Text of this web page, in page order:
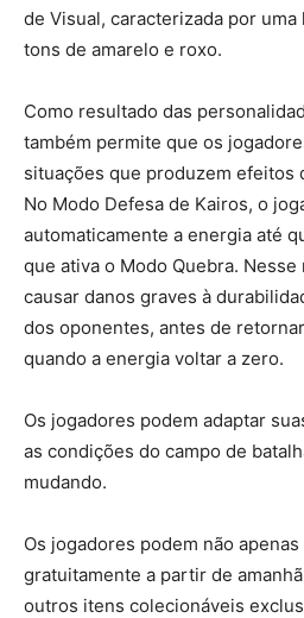
de Visual, caracterizada por
tons de amarelo e roxo.
Como resultado das
também permite que os
situações que produzem efeitos
No Modo Defesa de Kairos, o
automaticamente a energia até
que ativa o Modo Quebra.
causar danos graves à
dos oponentes, antes de
quando a energia voltar a zero.
Os jogadores podem adaptar
as condições do campo de
mudando.
Os jogadores podem não
gratuitamente a partir de
outros itens colecionáveis